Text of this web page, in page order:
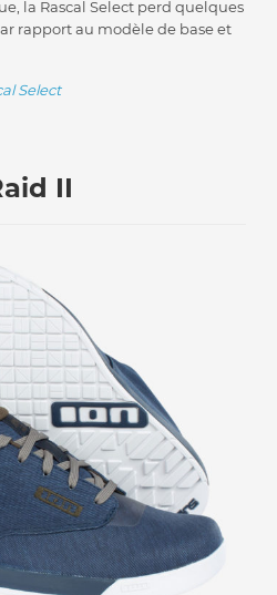
la Rascal Select perd quelques
rapport au modèle de base et
Select
II